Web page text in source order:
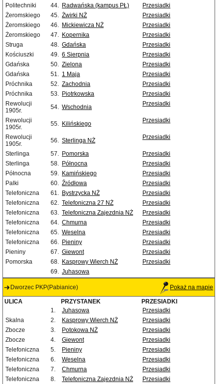
Politechniki
44. Radwańska (kampus PŁ)
Przesiadki
Żeromskiego
45. Żwirki NŻ
Przesiadki
Żeromskiego
46. Mickiewicza NŻ
Przesiadki
Żeromskiego
47. Kopernika
Przesiadki
Struga
48. Gdańska
Przesiadki
Kościuszki
49. 6 Sierpnia
Przesiadki
Gdańska
50. Zielona
Przesiadki
Gdańska
51. 1 Maja
Przesiadki
Próchnika
52. Zachodnia
Przesiadki
Próchnika
53. Piotrkowska
Przesiadki
Rewolucji
1905r.
54. Wschodnia Przesiadki
Rewolucji
1905r.
55. Kilińskiego Przesiadki
Rewolucji
1905r.
56. Sterlinga NŻ Przesiadki
Sterlinga 57. Pomorska
Przesiadki
Sterlinga
58. Północna
Przesiadki
Północna
59. Kamińskiego
Przesiadki
Palki
60. Źródłowa
Przesiadki
Telefoniczna
61. Bystrzycka NŻ
Przesiadki
Telefoniczna
62. Telefoniczna 27 NŻ
Przesiadki
Telefoniczna
63. Telefoniczna Zajezdnia NŻ
Przesiadki
Telefoniczna
64. Chmurna
Przesiadki
Telefoniczna
65. Weselna
Przesiadki
Telefoniczna
66. Pieniny
Przesiadki
Pieniny
67. Giewont
Przesiadki
Pomorska
68. Kasprowy Wierch NŻ
Przesiadki
69. Juhasowa
Dworzec PKP(Pabianice) Pokaż na mapie
ULICA PRZYSTANEK
PRZESIADKI
1.
Juhasowa
Przesiadki
Skalna
2. Kasprowy Wierch NŻ
Przesiadki
Zbocze
3. Potokowa NŻ
Przesiadki
Zbocze
4. Giewont
Przesiadki
Telefoniczna
5. Pieniny
Przesiadki
Telefoniczna
6. Weselna
Przesiadki
Telefoniczna
7. Chmurna
Przesiadki
Telefoniczna
8. Telefoniczna Zajezdnia NŻ
Przesiadki